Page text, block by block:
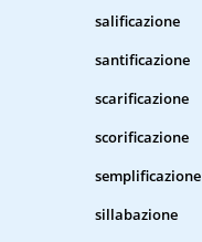
salificazione
santificazione
scarificazione
scorificazione
semplificazione
sillabazione